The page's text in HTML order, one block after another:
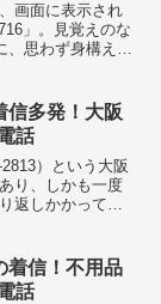
画面に表示され
」。見覚えのな
、思わず身構えて
は「取り次ぐべ
信多発！大阪
話
）という大阪
り、しかも一度
返しかかってく
口コミや登録情
着信！不用品
話